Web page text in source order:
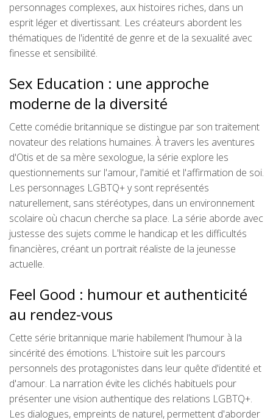
personnages complexes, aux histoires riches, dans un
esprit léger et divertissant. Les créateurs abordent les
thématiques de l'identité de genre et de la sexualité avec
finesse et sensibilité.
Sex Education : une approche
moderne de la diversité
Cette comédie britannique se distingue par son traitement
novateur des relations humaines. À travers les aventures
d'Otis et de sa mère sexologue, la série explore les
questionnements sur l'amour, l'amitié et l'affirmation de soi.
Les personnages LGBTQ+ y sont représentés
naturellement, sans stéréotypes, dans un environnement
scolaire où chacun cherche sa place. La série aborde avec
justesse des sujets comme le handicap et les difficultés
financières, créant un portrait réaliste de la jeunesse
actuelle.
Feel Good : humour et authenticité
au rendez-vous
Cette série britannique marie habilement l'humour à la
sincérité des émotions. L'histoire suit les parcours
personnels des protagonistes dans leur quête d'identité et
d'amour. La narration évite les clichés habituels pour
présenter une vision authentique des relations LGBTQ+.
Les dialogues, empreints de naturel, permettent d'aborder